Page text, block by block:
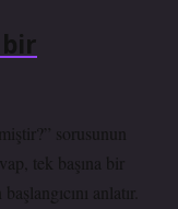
sorusunun
tek başına bir
anlatır.